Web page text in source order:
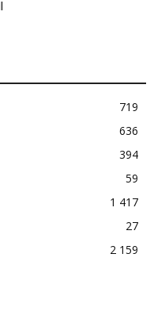
719
636
394
59
1 417
27
2 159